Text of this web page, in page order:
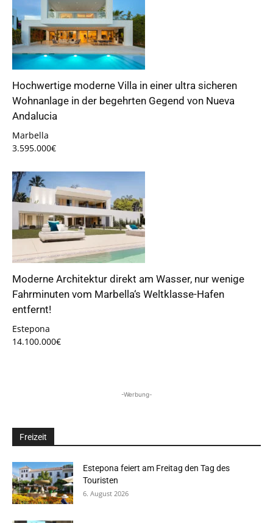
Hochwertige moderne Villa in einer ultra sicheren
Wohnanlage in der begehrten Gegend von Nueva
Andalucia
Marbella
3.595.000€
Moderne Architektur direkt am Wasser, nur wenige
Fahrminuten vom Marbella‘s Weltklasse-Hafen
entfernt!
Estepona
14.100.000€
-Werbung-
Freizeit
Estepona feiert am Freitag den Tag des
Touristen
6. August 2026